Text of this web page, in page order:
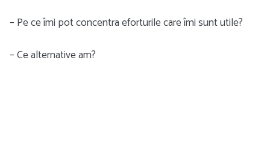
– Pe ce îmi pot concentra eforturile care îmi sunt utile?
– Ce alternative am?